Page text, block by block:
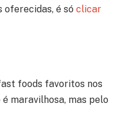
oferecidas, é só clicar
foods favoritos nos
maravilhosa, mas pelo